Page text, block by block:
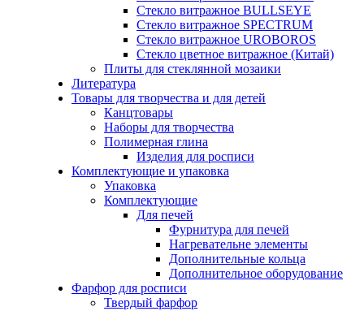
Стекло витражное BULLSEYE
Стекло витражное SPECTRUM
Стекло витражное UROBOROS
Стекло цветное витражное (Китай)
Плиты для стеклянной мозаики
Литература
Товары для творчества и для детей
Канцтовары
Наборы для творчества
Полимерная глина
Изделия для росписи
Комплектующие и упаковка
Упаковка
Комплектующие
Для печей
Фурнитура для печей
Нагревательне элементы
Дополнительные кольца
Дополнительное оборудование
Фарфор для росписи
Твердый фарфор